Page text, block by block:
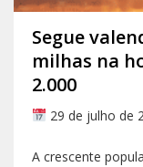
Segue
milhas na
2.000
29 de julho de
A crescente